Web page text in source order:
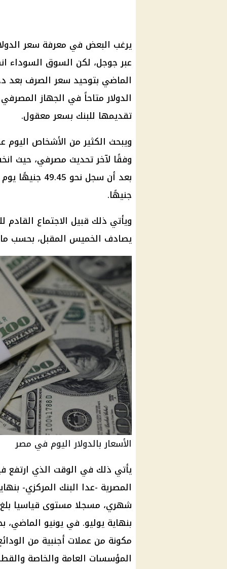
يرغب البعض في معرفة سعر
عبر جوجل، لكن السوق السوداء
الماضي بتوحيد سعر الصرف بعد
الدولار متاحاً في الجهاز
تقديمها للبنك بسعر معقول.
ويبحث الكثير من الأشخاص اليوم
جنيهًا.
يصادف الخميس المقبل، بحسب
الأسعار بالدولار اليوم في مصر
يأتي ذلك في الوقت الذي ارتفع
بنهاية يوليو. في يونيو الماضي،
مكونة من عملات أجنبية من
المؤسسات العامة والخاصة